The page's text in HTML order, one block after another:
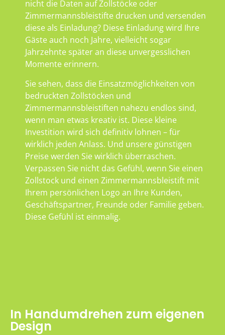
nicht die Daten auf Zollstöcke oder
Zimmermannsbleistifte drucken und versenden
diese als Einladung? Diese Einladung wird Ihre
Gäste auch noch Jahre, vielleicht sogar
Jahrzehnte später an diese unvergesslichen
Momente erinnern.
Sie sehen, dass die Einsatzmöglichkeiten von
bedruckten Zollstöcken und
Zimmermannsbleistiften nahezu endlos sind,
wenn man etwas kreativ ist. Diese kleine
Investition wird sich definitiv lohnen – für
wirklich jeden Anlass. Und unsere günstigen
Preise werden Sie wirklich überraschen.
Verpassen Sie nicht das Gefühl, wenn Sie einen
Zollstock und einen Zimmermannsbleistift mit
Ihrem persönlichen Logo an Ihre Kunden,
Geschäftspartner, Freunde oder Familie geben.
Diese Gefühl ist einmalig.
In Handumdrehen zum eigenen
Design